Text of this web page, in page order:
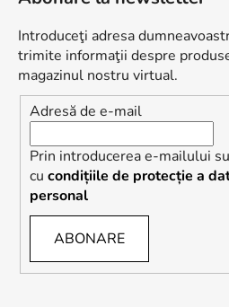
Introduceţi adresa
trimite informaţii despre
magazinul nostru virtual.
Adresă de e-mail
Prin introducerea e-mailului
cu condițiile de protecție a
personal
ABONARE